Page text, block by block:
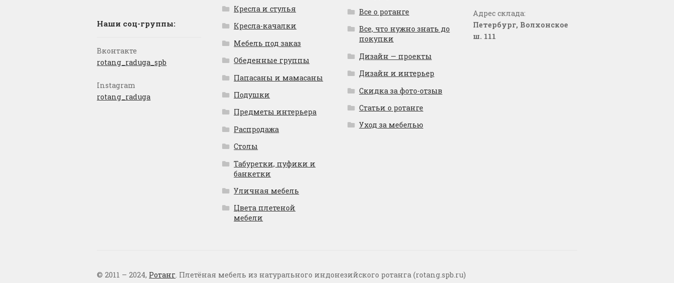
Наши соц-группы:
Вконтакте
rotang_raduga_spb
Instagram
rotang_raduga
Кресла и стулья
Кресла-качалки
Мебель под заказ
Обеденные группы
Папасаны и мамасаны
Подушки
Предметы интерьера
Распродажа
Столы
Табуретки, пуфики и
банкетки
Уличная мебель
Цвета плетеной
мебели
Все о ротанге
Все, что нужно знать до
покупки
Дизайн — проекты
Дизайн и интерьер
Скидка за фото-отзыв
Статьи о ротанге
Уход за мебелью
Адрес склада:
Петербург, Волхонское
ш. 111
© 2011 – 2024, Ротанг. Плетёная мебель из натурального индонезийского ротанга (rotang.spb.ru)